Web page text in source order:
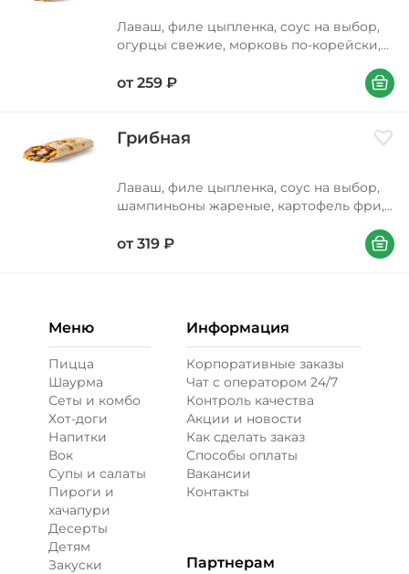
Лаваш, филе цыпленка, соус на выбор,
огурцы свежие, морковь по-корейски,
от 259 ₽ В
Грибная
Лаваш, филе цыпленка, соус на выбор,
шампиньоны жареные, картофель фри,
от 319 ₽ В
Меню
Пицца
Шаурма
Сеты и комбо
Хот-доги
Напитки
Вок
Супы и салаты
Пироги и
хачапури
Десерты
Детям
Закуски
Информация
Корпоративные заказы
Чат с оператором 24/7
Контроль качества
Акции и новости
Как сделать заказ
Способы оплаты
Вакансии
Контакты
Партнерам